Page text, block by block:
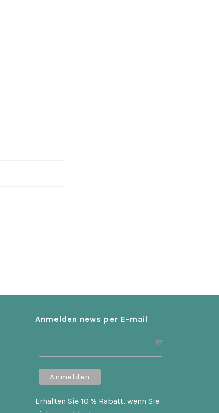
Anmelden news per E-mail
Erhalten Sie 10 % Rabatt, wenn Sie